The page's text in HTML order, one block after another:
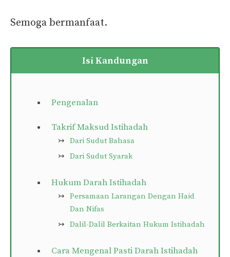
Semoga bermanfaat.
Isi Kandungan
Pengenalan
Takrif Maksud Istihadah
Dari Sudut Bahasa
Dari Sudut Syarak
Hukum Darah Istihadah
Persamaan Larangan Dengan Haid
Dan Nifas
Dalil-Dalil Berkaitan Hukum Istihadah
Cara Mengenal Pasti Darah Istihadah